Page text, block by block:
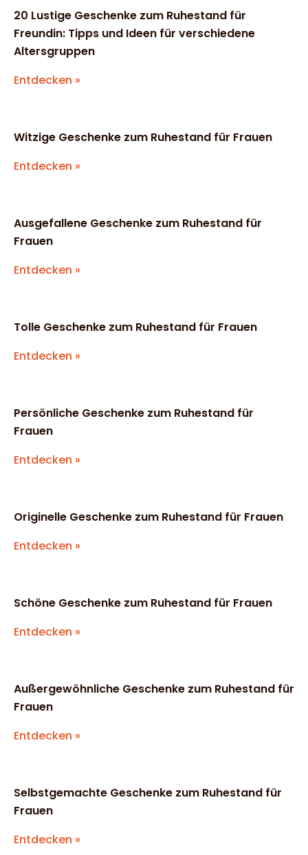
20 Lustige Geschenke zum Ruhestand für
Freundin: Tipps und Ideen für verschiedene
Altersgruppen
Entdecken »
Witzige Geschenke zum Ruhestand für Frauen
Entdecken »
Ausgefallene Geschenke zum Ruhestand für
Frauen
Entdecken »
Tolle Geschenke zum Ruhestand für Frauen
Entdecken »
Persönliche Geschenke zum Ruhestand für
Frauen
Entdecken »
Originelle Geschenke zum Ruhestand für Frauen
Entdecken »
Schöne Geschenke zum Ruhestand für Frauen
Entdecken »
Außergewöhnliche Geschenke zum Ruhestand für
Frauen
Entdecken »
Selbstgemachte Geschenke zum Ruhestand für
Frauen
Entdecken »